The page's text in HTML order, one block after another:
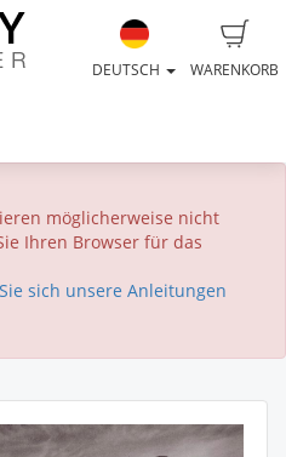
WARENKORB
DEUTSCH
möglicherweise nicht
Ihren Browser für das
sich unsere Anleitungen